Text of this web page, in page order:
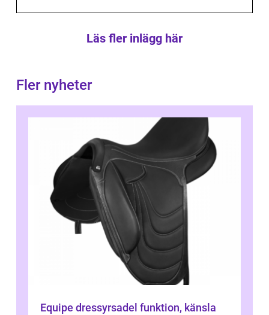
Läs fler inlägg här
Fler nyheter
Equipe dressyrsadel funktion, känsla